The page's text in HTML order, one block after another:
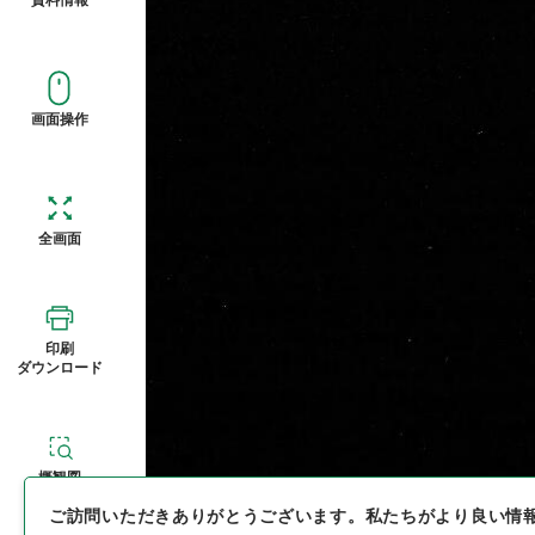
画面操作
全画面
印刷
ダウンロード
概観図
ご訪問いただきありがとうございます。 私たちがより良い情